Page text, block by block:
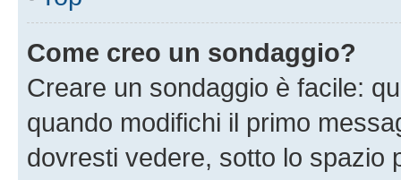
Come creo un sondaggio?
Creare un sondaggio è facile:
quando modifichi il primo
dovresti vedere, sotto lo spazio